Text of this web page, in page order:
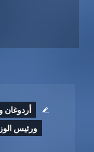
ورئيس